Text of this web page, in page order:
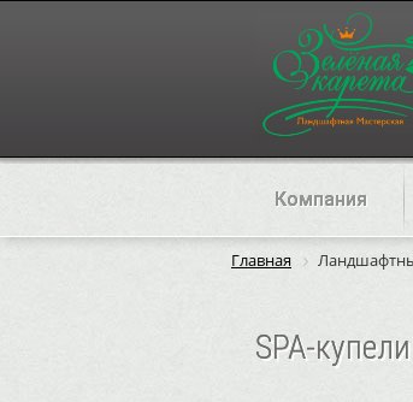
Компания
Главная
SPA-купели